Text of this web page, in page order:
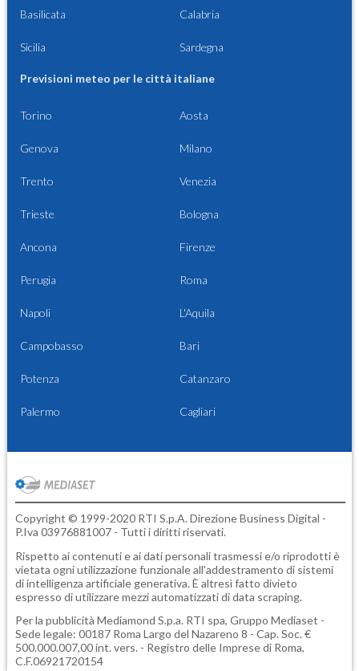
Basilicata Calabria
Sicilia Sardegna
Previsioni meteo per le città italiane
Torino Aosta
Genova Milano
Trento Venezia
Trieste Bologna
Ancona Firenze
Perugia Roma
Napoli L'Aquila
Campobasso Bari
Potenza Catanzaro
Palermo Cagliari
Copyright © 1999-2020 RTI S.p.A. Direzione Business Digital -
P.Iva 03976881007 - Tutti i diritti riservati.
Rispetto ai contenuti e ai dati personali trasmessi e/o riprodotti è
vietata ogni utilizzazione funzionale all'addestramento di sistemi
di intelligenza artificiale generativa. È altresì fatto divieto
espresso di utilizzare mezzi automatizzati di data scraping.
Per la pubblicità Mediamond S.p.a. RTI spa, Gruppo Mediaset -
Sede legale: 00187 Roma Largo del Nazareno 8 - Cap. Soc. €
500.000.007,00 int. vers. - Registro delle Imprese di Roma,
C.F.06921720154